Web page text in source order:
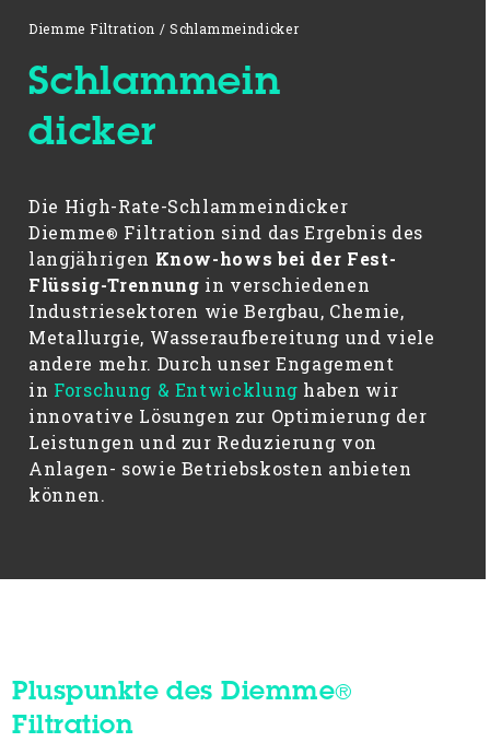
Diemme Filtration /Schlammeindicker
Schlammein
dicker
Die High-Rate-Schlammeindicker
Diemme® Filtration sind das Ergebnis des
langjährigen Know-hows bei der Fest-
Flüssig-Trennung in verschiedenen
Industriesektoren wie Bergbau, Chemie,
Metallurgie, Wasseraufbereitung und viele
andere mehr. Durch unser Engagement
in Forschung & Entwicklung haben wir
innovative Lösungen zur Optimierung der
Leistungen und zur Reduzierung von
Anlagen- sowie Betriebskosten anbieten
können.
Pluspunkte des Diemme®
Filtration